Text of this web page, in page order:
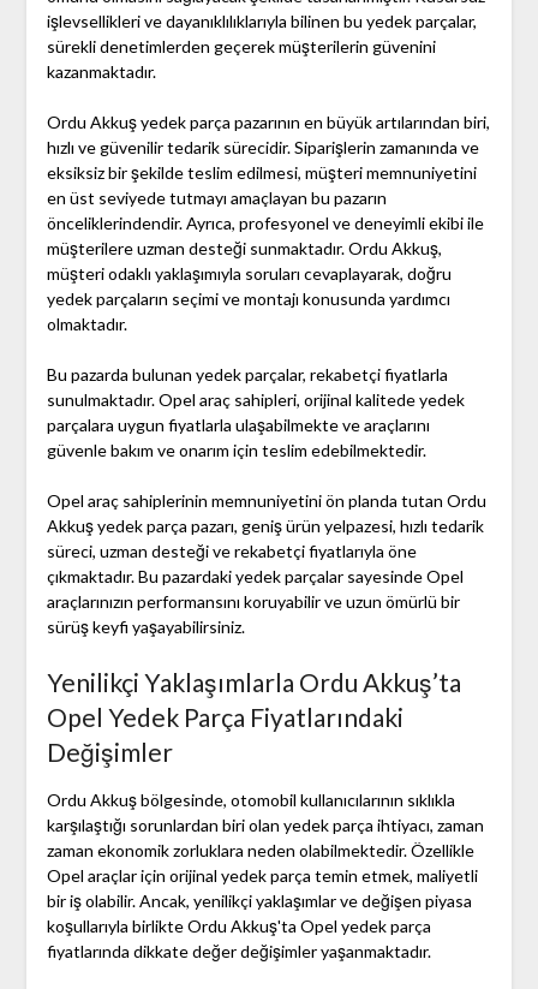
işlevsellikleri ve dayanıklılıklarıyla bilinen bu yedek parçalar,
sürekli denetimlerden geçerek müşterilerin güvenini
kazanmaktadır.
Ordu Akkuş yedek parça pazarının en büyük artılarından biri,
hızlı ve güvenilir tedarik sürecidir. Siparişlerin zamanında ve
eksiksiz bir şekilde teslim edilmesi, müşteri memnuniyetini
en üst seviyede tutmayı amaçlayan bu pazarın
önceliklerindendir. Ayrıca, profesyonel ve deneyimli ekibi ile
müşterilere uzman desteği sunmaktadır. Ordu Akkuş,
müşteri odaklı yaklaşımıyla soruları cevaplayarak, doğru
yedek parçaların seçimi ve montajı konusunda yardımcı
olmaktadır.
Bu pazarda bulunan yedek parçalar, rekabetçi fiyatlarla
sunulmaktadır. Opel araç sahipleri, orijinal kalitede yedek
parçalara uygun fiyatlarla ulaşabilmekte ve araçlarını
güvenle bakım ve onarım için teslim edebilmektedir.
Opel araç sahiplerinin memnuniyetini ön planda tutan Ordu
Akkuş yedek parça pazarı, geniş ürün yelpazesi, hızlı tedarik
süreci, uzman desteği ve rekabetçi fiyatlarıyla öne
çıkmaktadır. Bu pazardaki yedek parçalar sayesinde Opel
araçlarınızın performansını koruyabilir ve uzun ömürlü bir
sürüş keyfi yaşayabilirsiniz.
Yenilikçi Yaklaşımlarla Ordu Akkuş’ta
Opel Yedek Parça Fiyatlarındaki
Değişimler
Ordu Akkuş bölgesinde, otomobil kullanıcılarının sıklıkla
karşılaştığı sorunlardan biri olan yedek parça ihtiyacı, zaman
zaman ekonomik zorluklara neden olabilmektedir. Özellikle
Opel araçlar için orijinal yedek parça temin etmek, maliyetli
bir iş olabilir. Ancak, yenilikçi yaklaşımlar ve değişen piyasa
koşullarıyla birlikte Ordu Akkuş'ta Opel yedek parça
fiyatlarında dikkate değer değişimler yaşanmaktadır.